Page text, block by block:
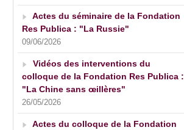
Actes du séminaire de la Fondation
Res Publica : "La Russie"
09/06/2026
Vidéos des interventions du
colloque de la Fondation Res Publica :
"La Chine sans œillères"
26/05/2026
Actes du colloque de la Fondation